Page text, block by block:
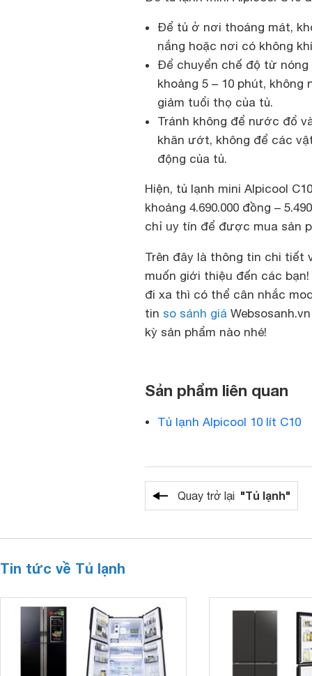
Để tủ ở nơi thoáng mát,
nắng hoặc nơi có không
Để chuyển chế độ từ nóng
khoảng 5 – 10 phút,
giảm tuổi thọ của tủ.
Tránh không để nước đổ
khăn ướt, không để các
động của tủ.
Hiện, tủ lạnh mini Alpicool
khoảng 4.690.000 đồng –
chỉ uy tín để được mua sản
Trên đây là thông tin chi tiết
muốn giới thiệu đến các
đi xa thì có thể cân nhắc
tin so sánh giá
kỳ sản phẩm nào nhé!
Sản phẩm liên quan
Tủ lạnh Alpicool 10 lít C10
Quay trở lại "Tủ lạnh"
Tin tức về Tủ lạnh